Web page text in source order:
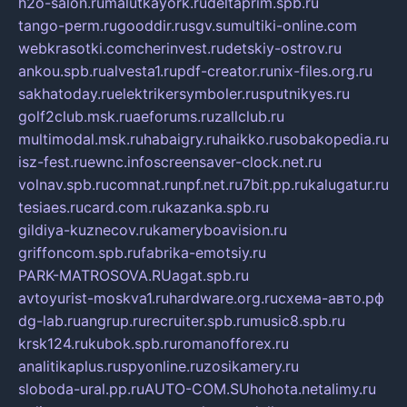
tango-perm.rugooddir.rusgv.sumultiki-online.com
webkrasotki.comcherinvest.rudetskiy-ostrov.ru
ankou.spb.rualvesta1.rupdf-creator.runix-files.org.ru
sakhatoday.ruelektrikersymboler.rusputnikyes.ru
golf2club.msk.ruaeforums.ruzallclub.ru
multimodal.msk.ruhabaigry.ruhaikko.rusobakopedia.ru
isz-fest.ruewnc.infoscreensaver-clock.net.ru
volnav.spb.rucomnat.runpf.net.ru7bit.pp.rukalugatur.ru
tesiaes.rucard.com.rukazanka.spb.ru
gildiya-kuznecov.rukameryboavision.ru
griffoncom.spb.rufabrika-emotsiy.ru
PARK-MATROSOVA.RUagat.spb.ru
avtoyurist-moskva1.ruhardware.org.ruсхема-авто.рф
dg-lab.ruangrup.rurecruiter.spb.rumusic8.spb.ru
krsk124.rukubok.spb.ruromanofforex.ru
analitikaplus.ruspyonline.ruzosikamery.ru
sloboda-ural.pp.ruAUTO-COM.SUhohota.netalimy.ru